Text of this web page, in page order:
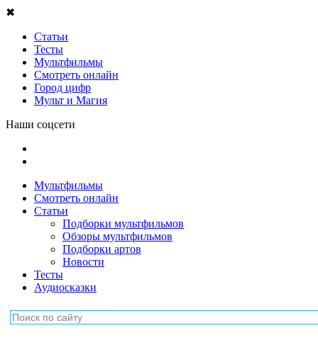
✖
Статьи
Тесты
Мультфильмы
Смотреть онлайн
Город цифр
Мульт и Магия
Наши соцсети
Мультфильмы
Смотреть онлайн
Статьи
Подборки мультфильмов
Обзоры мультфильмов
Подборки артов
Новости
Тесты
Аудиосказки